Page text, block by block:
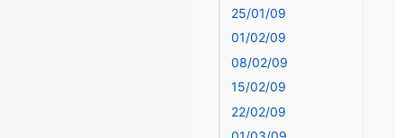
Bursa
Çanakkale
Çankırı
Çorum
25/01/09
01/02/09
08/02/09
15/02/09
22/02/09